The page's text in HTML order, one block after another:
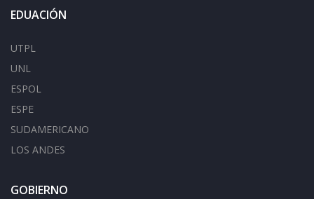
EDUACIÓN
UTPL
UNL
ESPOL
ESPE
SUDAMERICANO
LOS ANDES
GOBIERNO